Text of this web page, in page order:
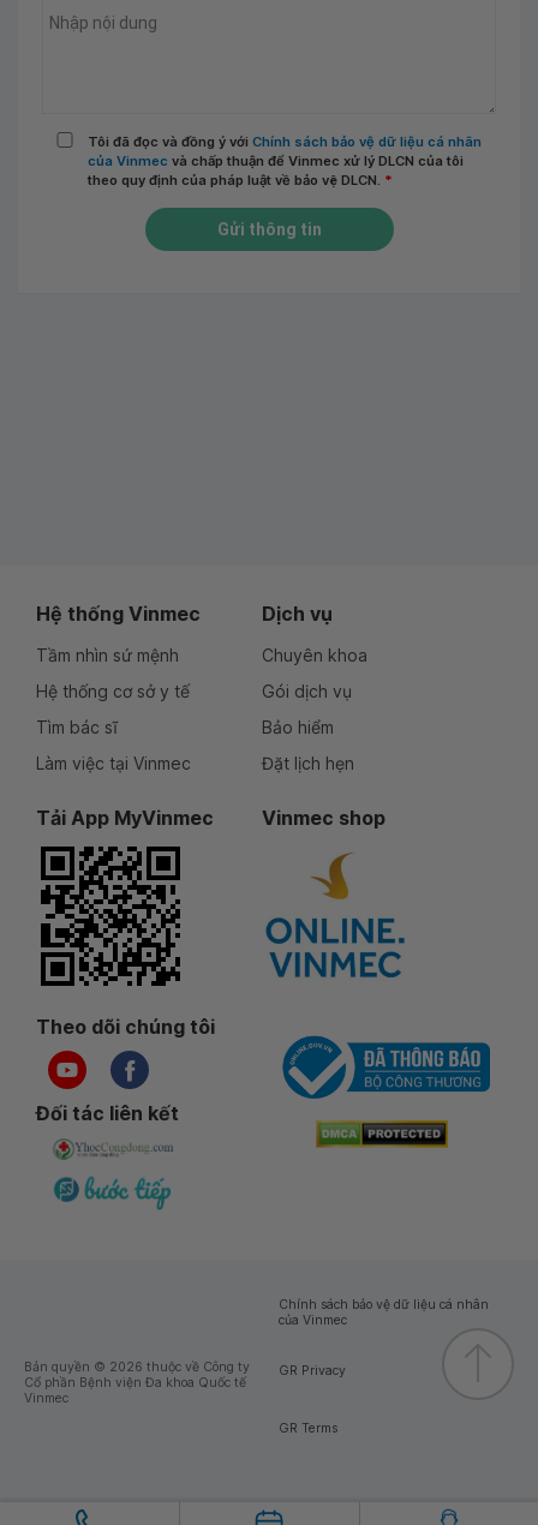
Tôi đã đọc và đồng ý với Chính sách bảo vệ dữ liệu cá nhân
của Vinmec và chấp thuận để Vinmec xử lý DLCN của tôi
theo quy định của pháp luật về bảo vệ DLCN. *
Gửi thông tin
Hệ thống Vinmec
Tầm nhìn sứ mệnh
Hệ thống cơ sở y tế
Tìm bác sĩ
Làm việc tại Vinmec
Dịch vụ
Chuyên khoa
Gói dịch vụ
Bảo hiểm
Đặt lịch hẹn
Tải App MyVinmec Vinmec shop
Theo dõi chúng tôi
Đối tác liên kết
Bản quyền © 2026 thuộc về Công ty
Cổ phần Bệnh viện Đa khoa Quốc tế
Vinmec
Chính sách bảo vệ dữ liệu cá nhân
của Vinmec
GR Privacy
GR Terms